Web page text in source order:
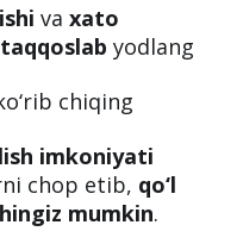
va xato
yodlang
chiqing
imkoniyati
chop etib, qo‘l
mumkin.